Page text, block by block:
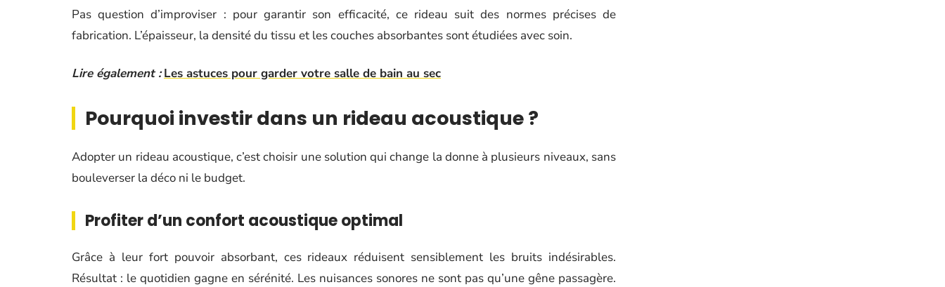
Pas question d’improviser : pour garantir son efficacité, ce rideau suit des normes précises de
fabrication. L’épaisseur, la densité du tissu et les couches absorbantes sont étudiées avec soin.
Lire également : Les astuces pour garder votre salle de bain au sec
Pourquoi investir dans un rideau acoustique ?
Adopter un rideau acoustique, c’est choisir une solution qui change la donne à plusieurs niveaux, sans
bouleverser la déco ni le budget.
Profiter d’un confort acoustique optimal
Grâce à leur fort pouvoir absorbant, ces rideaux réduisent sensiblement les bruits indésirables.
Résultat : le quotidien gagne en sérénité. Les nuisances sonores ne sont pas qu’une gêne passagère.